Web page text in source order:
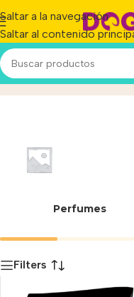
Saltar a la navegación
Saltar al contenido
Perfumes
Filters